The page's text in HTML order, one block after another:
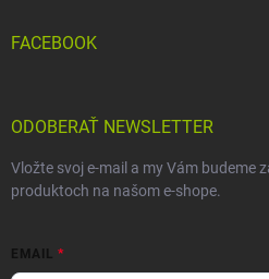
FACEBOOK
ODOBERAŤ NEWSLETTER
Vložte svoj e-mail a my Vám budeme
produktoch na našom e-shope.
EMAIL